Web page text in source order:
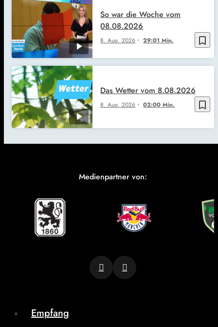
bookmark_border
8. Aug. 2026 29:01 Min.
So war die Woche vom
08.08.2026
bookmark_border
8. Aug. 2026 02:00 Min.
Das Wetter vom 8.08.2026
Medienpartner von:
Empfang